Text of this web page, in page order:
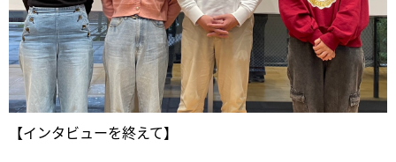
【インタビューを終えて】